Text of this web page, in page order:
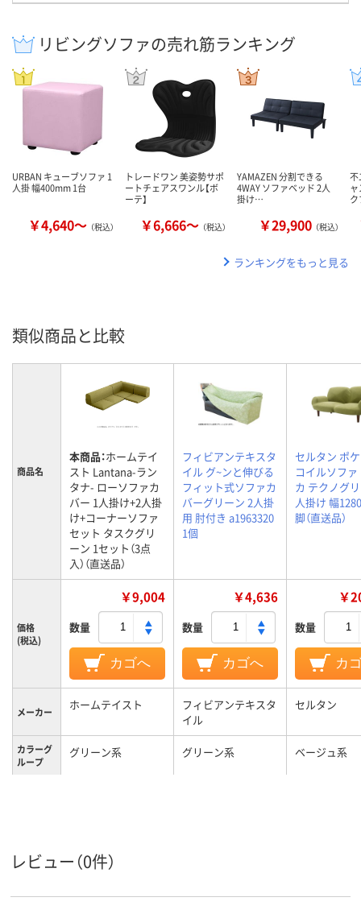
リビングソファの売れ筋ランキング
URBAN キューブソファ 1
人掛 幅400mm 1台
￥4,640～ （税込）
トレードワン 美姿勢サポ
ートチェアスワンル【ボ
ーテ】
￥6,666～ （税込）
YAMAZEN 分割できる
4WAY ソファベッド 2人
掛け…
￥29,900 （税込）
不
ランキングをもっと見る
類似商品と比較
商品名
本商品：ホームテイ
スト Lantana-ラン
タナ- ローソファカ
バー 1人掛け+2人掛
け+コーナーソファ
セット タスクグリ
ーン 1セット（3点
入）（直送品）
フィビアンテキスタ
イル グ~ンと伸びる
フィット式ソファカ
バーグリーン 2人掛
用 肘付き a1963320
1個
セルタン ポ
コイルソファ
カ テクノグ
人掛け 幅
脚（直送品）
価格
(税込)
￥9,004
数量
カゴへ
￥4,636
数量
カゴへ
￥
数量
カ
メーカー ホームテイスト
フィビアンテキスタ
イル
セルタン
カラーグ
ループ
グリーン系 グリーン系 ベージュ系
レビュー（0件）